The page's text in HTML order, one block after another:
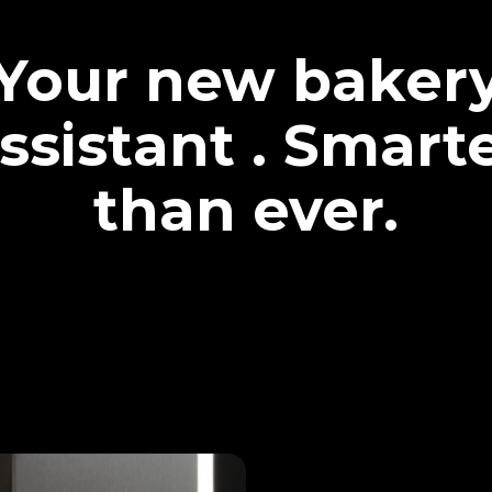
new
.
than ever.